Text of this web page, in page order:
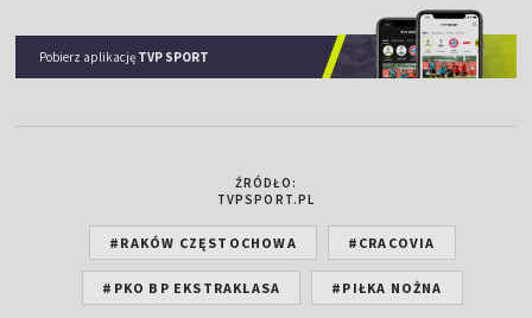
Pobierz aplikację TVP SPORT
ŹRÓDŁO:
TVPSPORT.PL
#RAKÓW CZĘSTOCHOWA #CRACOVIA
#PKO BP EKSTRAKLASA #PIŁKA NOŻNA